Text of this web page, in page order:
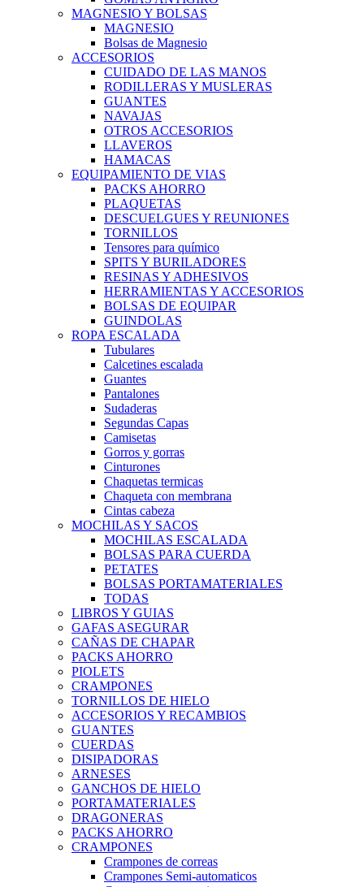
MAGNESIO Y BOLSAS
MAGNESIO
Bolsas de Magnesio
ACCESORIOS
CUIDADO DE LAS MANOS
RODILLERAS Y MUSLERAS
GUANTES
NAVAJAS
OTROS ACCESORIOS
LLAVEROS
HAMACAS
EQUIPAMIENTO DE VIAS
PACKS AHORRO
PLAQUETAS
DESCUELGUES Y REUNIONES
TORNILLOS
Tensores para químico
SPITS Y BURILADORES
RESINAS Y ADHESIVOS
HERRAMIENTAS Y ACCESORIOS
BOLSAS DE EQUIPAR
GUINDOLAS
ROPA ESCALADA
Tubulares
Calcetines escalada
Guantes
Pantalones
Sudaderas
Segundas Capas
Camisetas
Gorros y gorras
Cinturones
Chaquetas termicas
Chaqueta con membrana
Cintas cabeza
MOCHILAS Y SACOS
MOCHILAS ESCALADA
BOLSAS PARA CUERDA
PETATES
BOLSAS PORTAMATERIALES
TODAS
LIBROS Y GUIAS
GAFAS ASEGURAR
CAÑAS DE CHAPAR
PACKS AHORRO
PIOLETS
CRAMPONES
TORNILLOS DE HIELO
ACCESORIOS Y RECAMBIOS
GUANTES
CUERDAS
DISIPADORAS
ARNESES
GANCHOS DE HIELO
PORTAMATERIALES
DRAGONERAS
PACKS AHORRO
CRAMPONES
Crampones de correas
Crampones Semi-automaticos